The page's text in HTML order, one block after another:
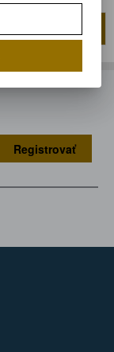
Registrovať